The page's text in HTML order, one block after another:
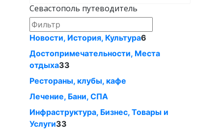
Севастополь путеводитель
Новости, История, Культура6
Достопримечательности, Места
отдыха33
Рестораны, клубы, кафе
Лечение, Бани, СПА
Инфраструктура, Бизнес, Товары и
Услуги33